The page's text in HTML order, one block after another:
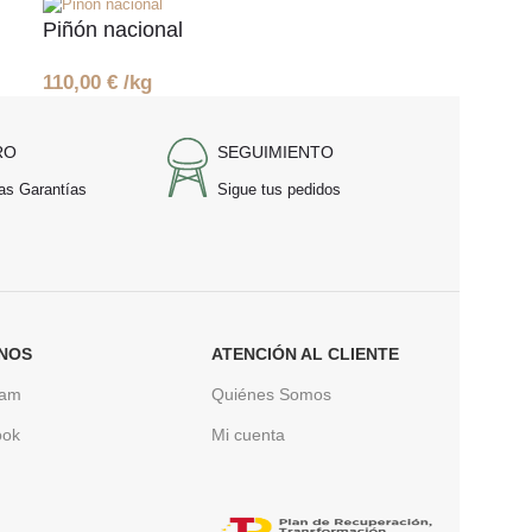
Piñón nacional
110,00 € /kg
Garantías
SEGUIMIENTO
Sigue tus pedidos
ATENCIÓN AL CLIENTE
Quiénes Somos
Mi cuenta